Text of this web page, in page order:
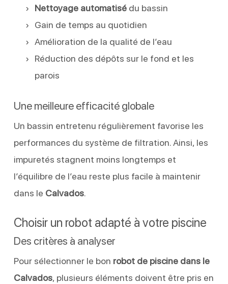
Nettoyage automatisédu bassin
Gain de temps au quotidien
Amélioration de la qualité de l’eau
Réduction des dépôts sur le fond et les
parois
Une meilleure efficacité globale
Un bassin entretenu régulièrement favorise les
performances du système de filtration. Ainsi, les
impuretés stagnent moins longtemps et
l’équilibre de l’eau reste plus facile à maintenir
dans le Calvados.
Choisir un robot adapté à votre piscine
Des critères à analyser
Pour sélectionner le bon robot de piscine dans le
Calvados, plusieurs éléments doivent être pris en